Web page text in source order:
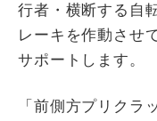
行者・横断する自
レーキを作動させ
サポートします。
「前側方プリクラ